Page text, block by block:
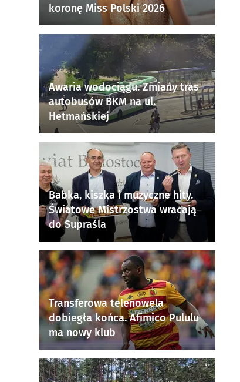
koronę Miss Polski 2026
Awaria wodociągu. Zmiany tras
autobusów BKM na ul.
Hetmańskiej
Babka, kiszka i muzyczne hity.
Światowe Mistrzostwa wracają
do Supraśla
Transferowa telenowela
dobiegła końca. Afimico Pululu
ma nowy klub